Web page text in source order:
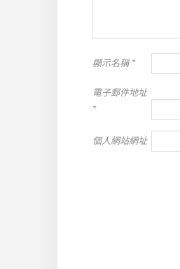
顯示名稱 *
電子郵件地址
*
個人網站網址